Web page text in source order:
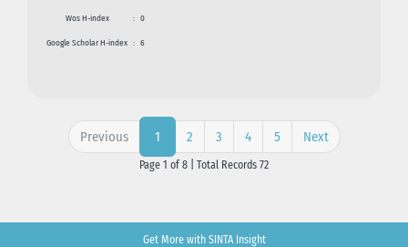
Wos H-index : 0
Google Scholar H-index : 6
Previous 1 2 3 4 5 Next
Page 1 of 8 | Total Records 72
Get More with SINTA Insight